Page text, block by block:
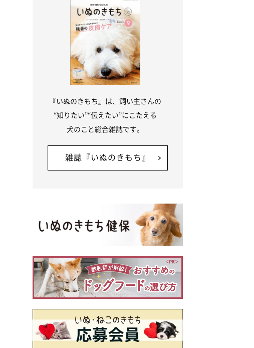
『いぬのきもち』は、飼い主さんの
“知りたい”“伝えたい”にこたえる
犬のこと総合雑誌です。
雑誌『いぬのきもち』